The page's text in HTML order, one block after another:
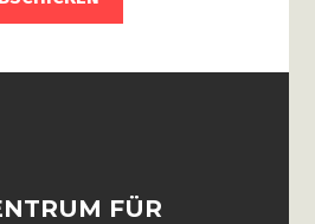
FÜR